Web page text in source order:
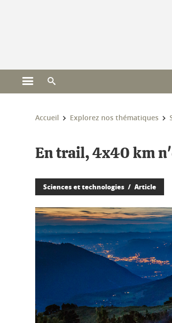
Ouvrir le menu principal
Vous êtes ici :
Accueil Explorez nos thématiques
En trail, 4x40 km
Sciences et technologies Article